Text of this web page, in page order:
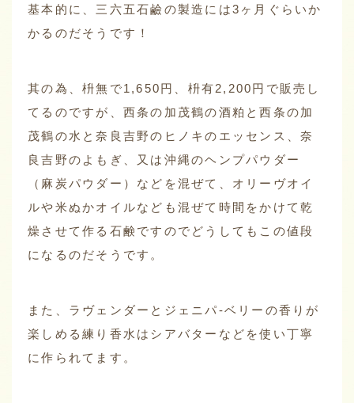
基本的に、三六五石鹼の製造には3ヶ月ぐらいか
かるのだそうです！
其の為、枡無で1,650円、枡有2,200円で販売し
てるのですが、西条の加茂鶴の酒粕と西条の加
茂鶴の水と奈良吉野のヒノキのエッセンス、奈
良吉野のよもぎ、又は沖縄のヘンプパウダー
（麻炭パウダー）などを混ぜて、オリーヴオイ
ルや米ぬかオイルなども混ぜて時間をかけて乾
燥させて作る石鹸ですのでどうしてもこの値段
になるのだそうです。
また、ラヴェンダーとジェニパ‐ベリーの香りが
楽しめる練り香水はシアバターなどを使い丁寧
に作られてます。